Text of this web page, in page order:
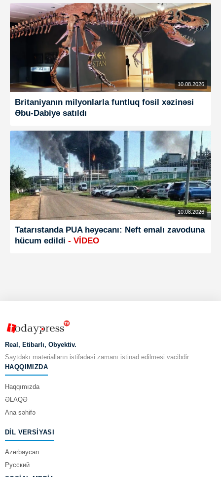
10.08.2026
Britaniyanın milyonlarla funtluq fosil xəzinəsi
Əbu-Dabiyə satıldı
10.08.2026
Tatarıstanda PUA həyəcanı: Neft emalı zavoduna
hücum edildi - VİDEO
Real, Etibarlı, Obyektiv.
Saytdakı materialların istifadəsi zamanı istinad edilməsi vacibdir.
HAQQIMIZDA
Haqqımızda
ƏLAQƏ
Ana səhifə
DIL VERSIYASI
Azərbaycan
Русский